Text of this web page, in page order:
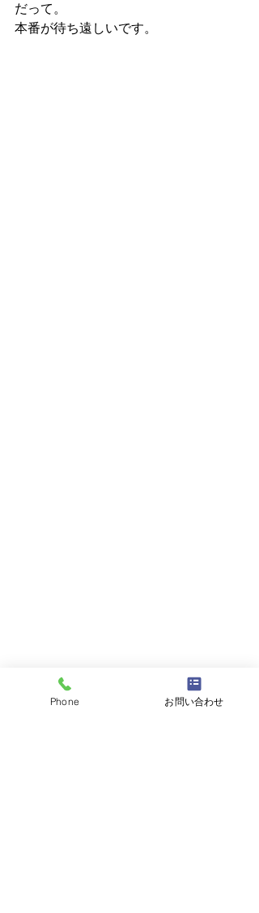
だって。
本番が待ち遠しいです。
Phone お問い合わせ